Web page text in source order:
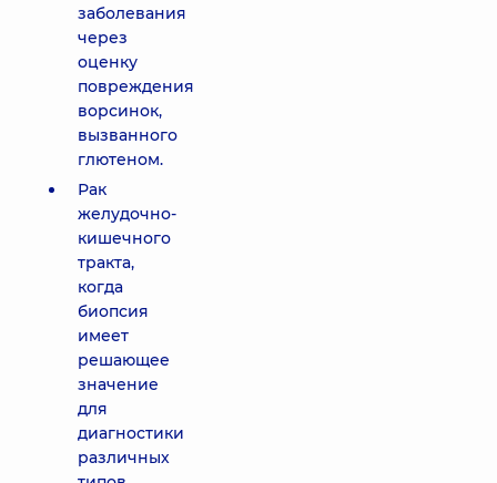
заболевания
через
оценку
повреждения
ворсинок,
вызванного
глютеном.
Рак
желудочно-
кишечного
тракта,
когда
биопсия
имеет
решающее
значение
для
диагностики
различных